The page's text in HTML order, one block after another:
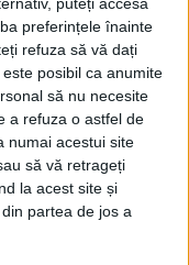
preferințele înainte
refuza să vă dați
posibil ca anumite
să nu necesite
a refuza o astfel de
numai acestui site
să vă retrageți
la acest site și
partea de jos a
a
tolera nicio
război în
un